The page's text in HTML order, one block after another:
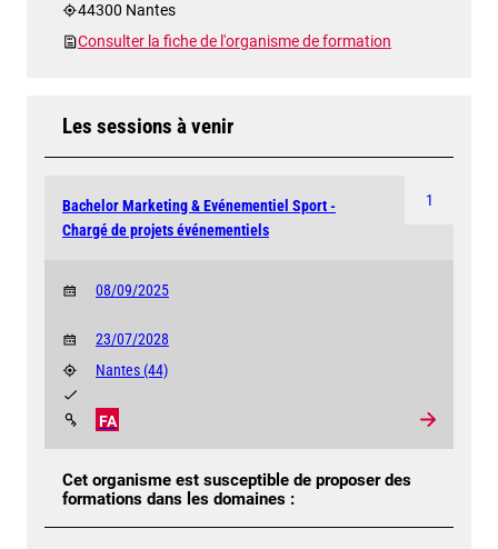
44300 Nantes
Consulter la fiche de l'organisme de formation
Les sessions à venir
1
Bachelor Marketing & Evénementiel Sport -
Chargé de projets événementiels
08/09/2025
23/07/2028
Nantes (44)
FA
Cet organisme est susceptible de proposer des
formations dans les domaines :